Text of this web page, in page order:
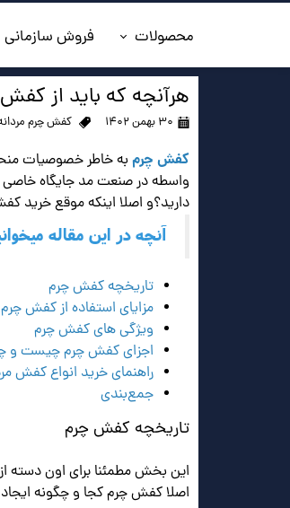
محصولات
◼️جدیدترین ها
◼️کفش مردانه
◼️ کیف مردانه
◼️کفش زنانه
◼️کمربند مردانه
◼️کلاه چرم
فروش سازمانی
هرآنچه که باید از کفش
۳۰ بهمن ۱۴۰۲ کفش چرم
کفش چرم به خاطر خصوصیات
واسطه در صنعت مد جایگاه خاصی
دارید؟و اصلا اینکه موقع خرید
آنچه در این مقاله
تاریخچه کفش چرم
مزایای استفاده از کفش چرم
ویژگی های کفش چرم
اجزای کفش چرم چیست و
راهنمای خرید انواع کفش
جمع‌بندی
تاریخچه کفش چرم
این بخش مطمئنا برای اون دسته
اصلا کفش چرم کجا و چگونه